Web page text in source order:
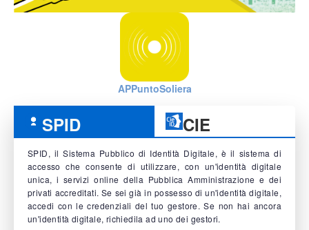
APPuntoSoliera
SPID CIE
SPID, il Sistema Pubblico di Identità Digitale, è il sistema di
accesso che consente di utilizzare, con un'identità digitale
unica, i servizi online della Pubblica Amministrazione e dei
privati accreditati. Se sei già in possesso di un'identità digitale,
accedi con le credenziali del tuo gestore. Se non hai ancora
un'identità digitale, richiedila ad uno dei gestori.